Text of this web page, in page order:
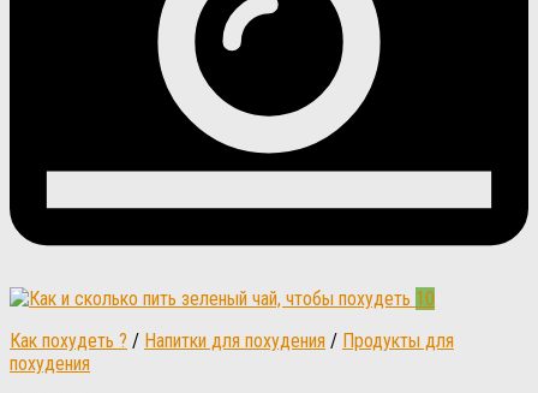
10
Как похудеть ? / Напитки для похудения / Продукты для
похудения